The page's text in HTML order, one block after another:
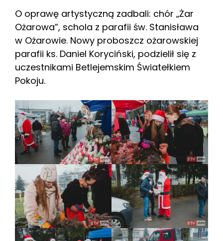
O oprawę artystyczną zadbali: chór „Żar
Ożarowa”, schola z parafii św. Stanisława
w Ożarowie. Nowy proboszcz ożarowskiej
parafii ks. Daniel Koryciński, podzielił się z
uczestnikami Betlejemskim Światełkiem
Pokoju.